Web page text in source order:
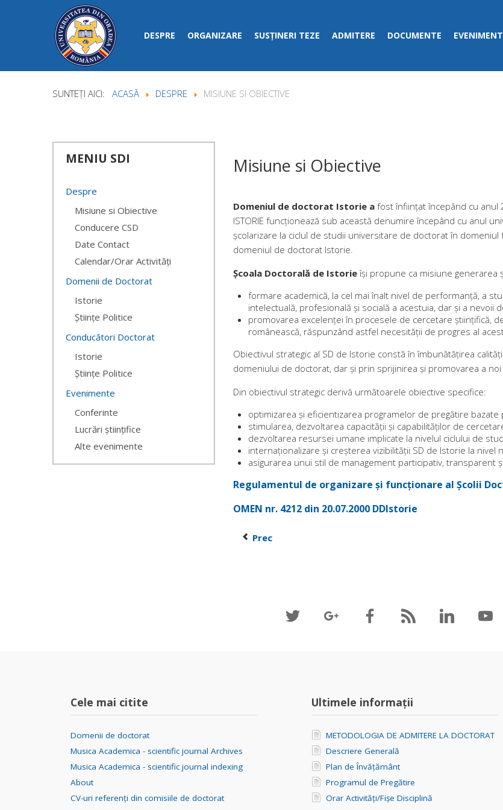
DESPRE ORGANIZARE SUSȚINERI TEZE ADMITERE DOCUMENTE
SUNTEȚI AICI: ACASĂ DESPRE MISIUNE SI OBIECTIVE
MENIU SDI
Despre
Misiune si Obiective
Conducere CSD
Date Contact
Calendar/Orar Activități
Domenii de Doctorat
Istorie
Științe Politice
Conducători Doctorat
Istorie
Științe Politice
Evenimente
Conferinte
Lucrări științifice
Alte evenimente
Misiune si Obiective
Domeniul de doctorat Istorie a fost înființat începând cu anul
ISTORIE funcționează sub această denumire începând cu anul
școlarizare la ciclul de studii universitare de doctorat în
domeniul de doctorat Istorie.
Școala Doctorală de Istorieîși propune ca misiune
formare academică, la cel mai înalt nivel de performanţă, a
intelectuală, profesională şi socială a acestuia, dar şi a nevoii
promovarea excelenței în procesele de cercetare ştiinţifică,
românească, răspunzând astfel necesităţii de progres al
Obiectivul strategic al SD de Istorie constă în îmbunătățirea
domeniului de doctorat, dar și prin sprijinirea și promovarea a
Din obiectivul strategic derivă următoarele obiective specifice:
optimizarea și eficientizarea programelor de pregătire bazate
stimularea, dezvoltarea capacității și capabilităților de
dezvoltarea resursei umane implicate la nivelul ciclului de
internaționalizare și creșterea vizibilității SD de Istorie la nivel
asigurarea unui stil de management participativ, transparent
Regulamentul de organizare și funcționare al Școlii
OMEN nr. 4212 din 20.07.2000 DDIstorie
Prec
Cele mai citite
Domenii de doctorat
Musica Academica - scientific journal Archives
Musica Academica - scientific journal indexing
About
CV-uri referenți din comisiile de doctorat
Ultimele informații
METODOLOGIA DE ADMITERE LA DOCTORAT
Descriere Generală
Plan de Învățământ
Programul de Pregătire
Orar Activități/Fișe Disciplină